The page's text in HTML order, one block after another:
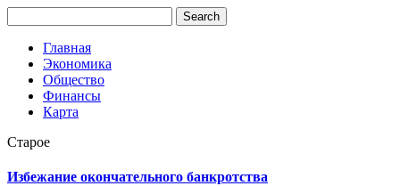
Главная
Экономика
Общество
Финансы
Карта
Старое
Избежание окончательного банкротства